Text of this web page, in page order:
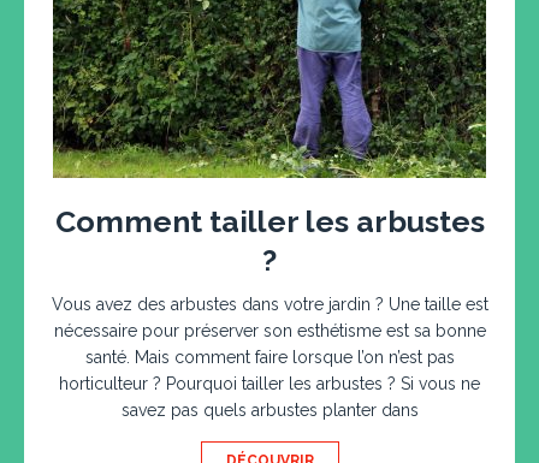
Comment tailler les arbustes
?
Vous avez des arbustes dans votre jardin ? Une taille est
nécessaire pour préserver son esthétisme est sa bonne
santé. Mais comment faire lorsque l’on n’est pas
horticulteur ? Pourquoi tailler les arbustes ? Si vous ne
savez pas quels arbustes planter dans